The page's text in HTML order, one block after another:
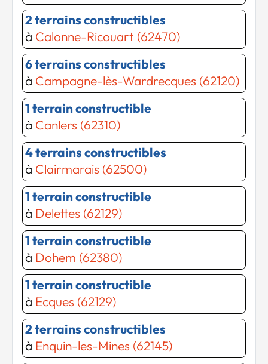
2 terrains constructibles
à Calonne-Ricouart (62470)
6 terrains constructibles
à Campagne-lès-Wardrecques (62120)
1 terrain constructible
à Canlers (62310)
4 terrains constructibles
à Clairmarais (62500)
1 terrain constructible
à Delettes (62129)
1 terrain constructible
à Dohem (62380)
1 terrain constructible
à Ecques (62129)
2 terrains constructibles
à Enquin-les-Mines (62145)